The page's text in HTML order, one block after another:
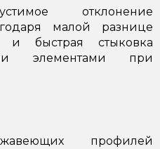
отклонение
малой разнице
и быстрая стыковка
элементами при
профилей